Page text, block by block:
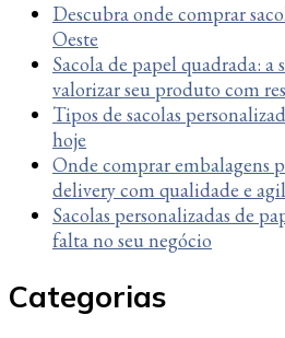
Descubra onde comprar
Oeste
Sacola de papel quadrada: a
valorizar seu produto com
Tipos de sacolas
hoje
Onde comprar embalagens
delivery com qualidade e
Sacolas personalizadas de
falta no seu negócio
Categorias